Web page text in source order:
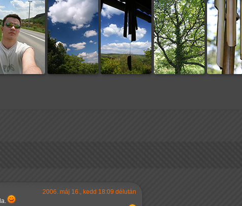
2006. máj 16., kedd 18:09 délután